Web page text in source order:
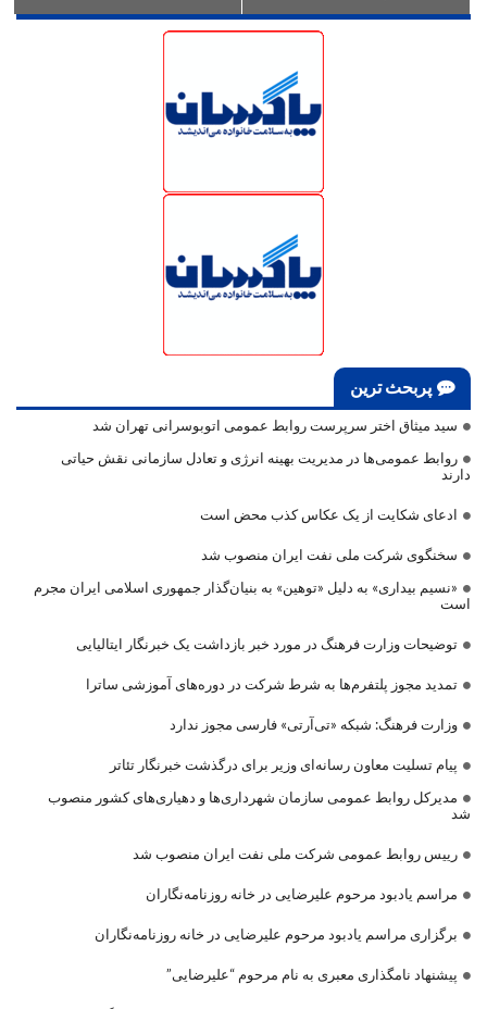
پربحث ترین
سید میثاق اختر سرپرست روابط عمومی اتوبوسرانی تهران شد
روابط عمومی‌ها در مدیریت بهینه انرژی و تعادل سازمانی نقش حیاتی
دارند
ادعای شکایت از یک عکاس کذب محض است
سخنگوی شرکت ملی نفت ایران منصوب شد
«نسیم بیداری» به دلیل «توهین» به بنیان‌گذار جمهوری اسلامی ایران مجرم
است
توضیحات وزارت فرهنگ در مورد خبر بازداشت یک خبرنگار ایتالیایی
تمدید مجوز پلتفرم‌ها به شرط شرکت در دوره‌های آموزشی ساترا
وزارت فرهنگ: شبکه «تی‌آرتی» فارسی مجوز ندارد
پیام تسلیت معاون رسانه‌ای وزیر برای درگذشت خبرنگار تئاتر
مدیرکل روابط عمومی سازمان شهرداری‌ها و دهیاری‌های کشور منصوب
شد
رییس روابط عمومی شرکت ملی نفت ایران منصوب شد
مراسم یادبود مرحوم علیرضایی در خانه روزنامه‌نگاران
برگزاری مراسم یادبود مرحوم علیرضایی در خانه روزنامه‌نگاران
پیشنهاد نامگذاری معبری به نام مرحوم “علیرضایی”